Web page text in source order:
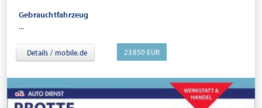
Gebrauchtfahrzeug
...
Details / mobile.de 23850 EUR